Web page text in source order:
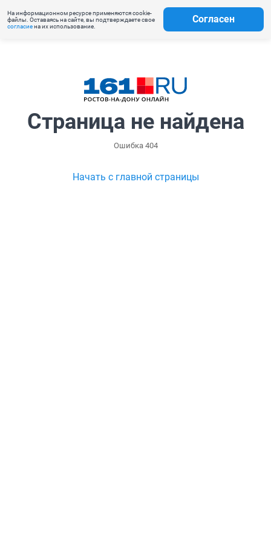
На информационном ресурсе применяются cookie-
файлы. Оставаясь на сайте, вы подтверждаете свое
согласиена их использование.
Согласен
Страница не найдена
Ошибка 404
Начать с главной страницы